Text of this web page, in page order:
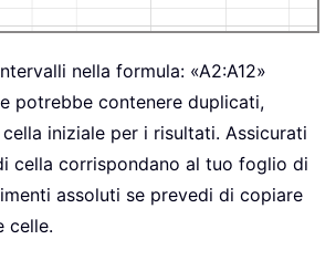
nella formula: «A2:A12»
potrebbe contenere duplicati,
cella iniziale per i risultati. Assicurati
cella corrispondano al tuo foglio di
assoluti se prevedi di copiare
celle.